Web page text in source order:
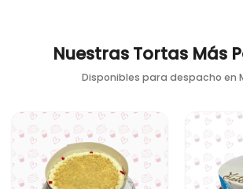
Nuestras Tortas Más
Disponibles para despacho en